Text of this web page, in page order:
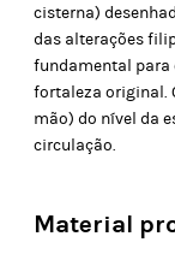
cisterna)
das alterações
fundamental para
fortaleza original.
mão) do nível da
circulação.
Material